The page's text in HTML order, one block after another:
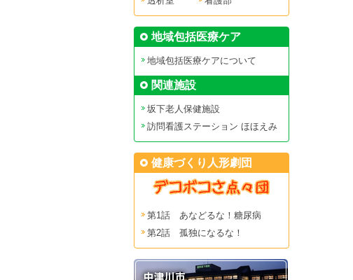
地域包括医療ケア
地域包括医療ケアについて
関連施設
坂下老人保健施設
訪問看護ステーション ほほえみ
健康づくり人形劇団
第1話 あなどるな！糖尿病
第2話 孤独になるな！